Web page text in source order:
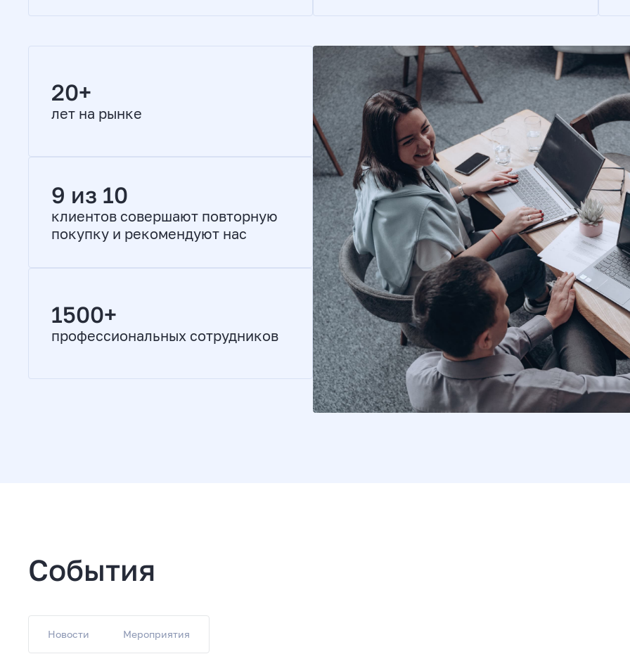
20+
лет на рынке
9 из 10
клиентов совершают повторную
покупку и рекомендуют нас
1500+
профессиональных сотрудников
События
Новости Мероприятия